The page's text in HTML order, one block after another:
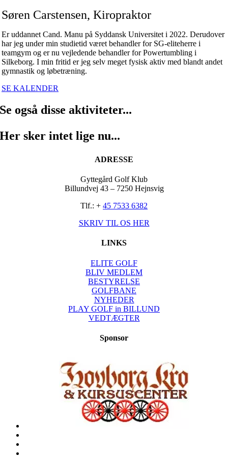
Søren Carstensen, Kiropraktor
Er uddannet Cand. Manu på Syddansk Universitet i 2022. Derudover
har jeg under min studietid været behandler for SG-eliteherre i
teamgym og er nu vejledende behandler for Powertumbling i
Silkeborg. I min fritid er jeg selv meget fysisk aktiv med blandt andet
gymnastik og løbetræning.
SE KALENDER
Se også disse aktiviteter...
Her sker intet lige nu...
ADRESSE
Gyttegård Golf Klub
Billundvej 43 – 7250 Hejnsvig
Tlf.: + 45 7533 6382
SKRIV TIL OS HER
LINKS
ELITE GOLF
BLIV MEDLEM
BESTYRELSE
GOLFBANE
NYHEDER
PLAY GOLF in BILLUND
VEDTÆGTER
Sponsor